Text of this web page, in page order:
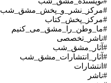
#مرکز_نشر_و_پخش_مشق_شب
#مرکز_پخش_کتاب
#ما_وطن_را_مشق_می_کنیم
#ناشر_تخصصی
#آثار_مشق_شب
#آثار_انتشارات_مشق_شب
#انتشارات
#ناشر